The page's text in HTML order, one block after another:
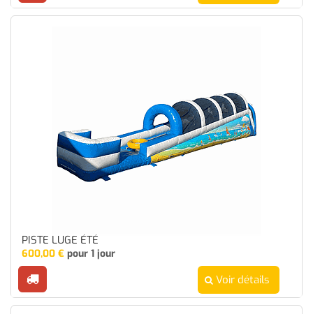
PISTE LUGE ÉTÉ
600,00 € pour 1 jour
Voir détails